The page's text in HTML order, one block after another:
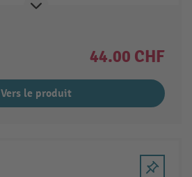
44.00 CHF
Vers le produit